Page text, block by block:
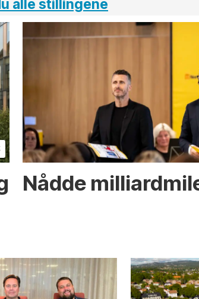
alle stillingene
Nådde